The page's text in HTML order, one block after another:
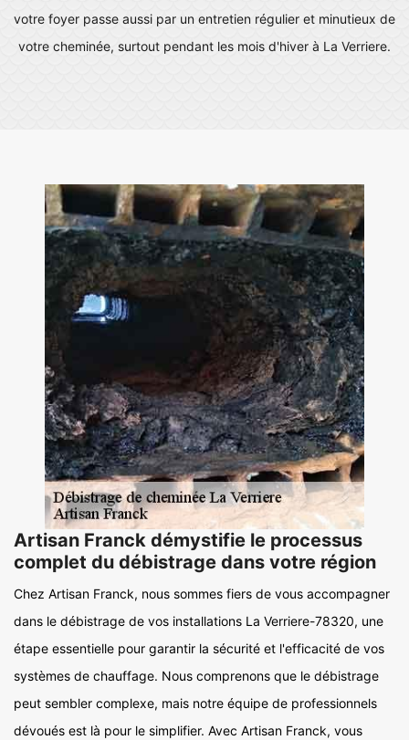
votre foyer passe aussi par un entretien régulier et minutieux de
votre cheminée, surtout pendant les mois d'hiver à La Verriere.
Artisan Franck démystifie le processus
complet du débistrage dans votre région
Chez Artisan Franck, nous sommes fiers de vous accompagner
dans le débistrage de vos installations La Verriere-78320, une
étape essentielle pour garantir la sécurité et l'efficacité de vos
systèmes de chauffage. Nous comprenons que le débistrage
peut sembler complexe, mais notre équipe de professionnels
dévoués est là pour le simplifier. Avec Artisan Franck, vous